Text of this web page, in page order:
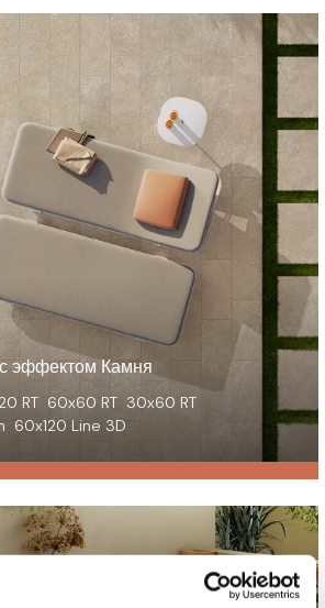
эффектом Камня
RT 60x60 RT 30x60 RT
60x120 Line 3D